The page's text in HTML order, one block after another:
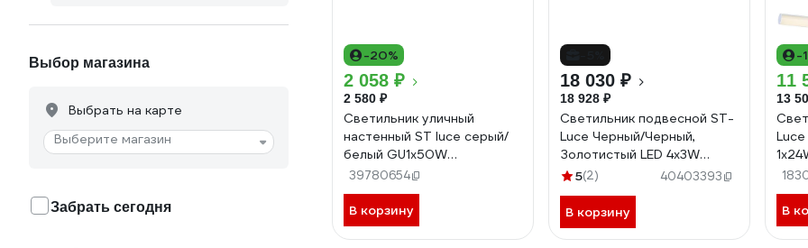
Выбор магазина
Выбрать на карте
Выберите магазин
Забрать сегодня
-20%
2 058 ₽
2 580 ₽
Светильник уличный
настенный ST luce серый/
белый GU1х50W
SL9008.701.01
39780654
В корзину
18 030 ₽
18 928 ₽
Светильник подвесной ST-
Luce Черный/Черный,
Золотистый LED 4х3W
3000K ST luce
5(2) 40403393
В корзину
-
11
13
В